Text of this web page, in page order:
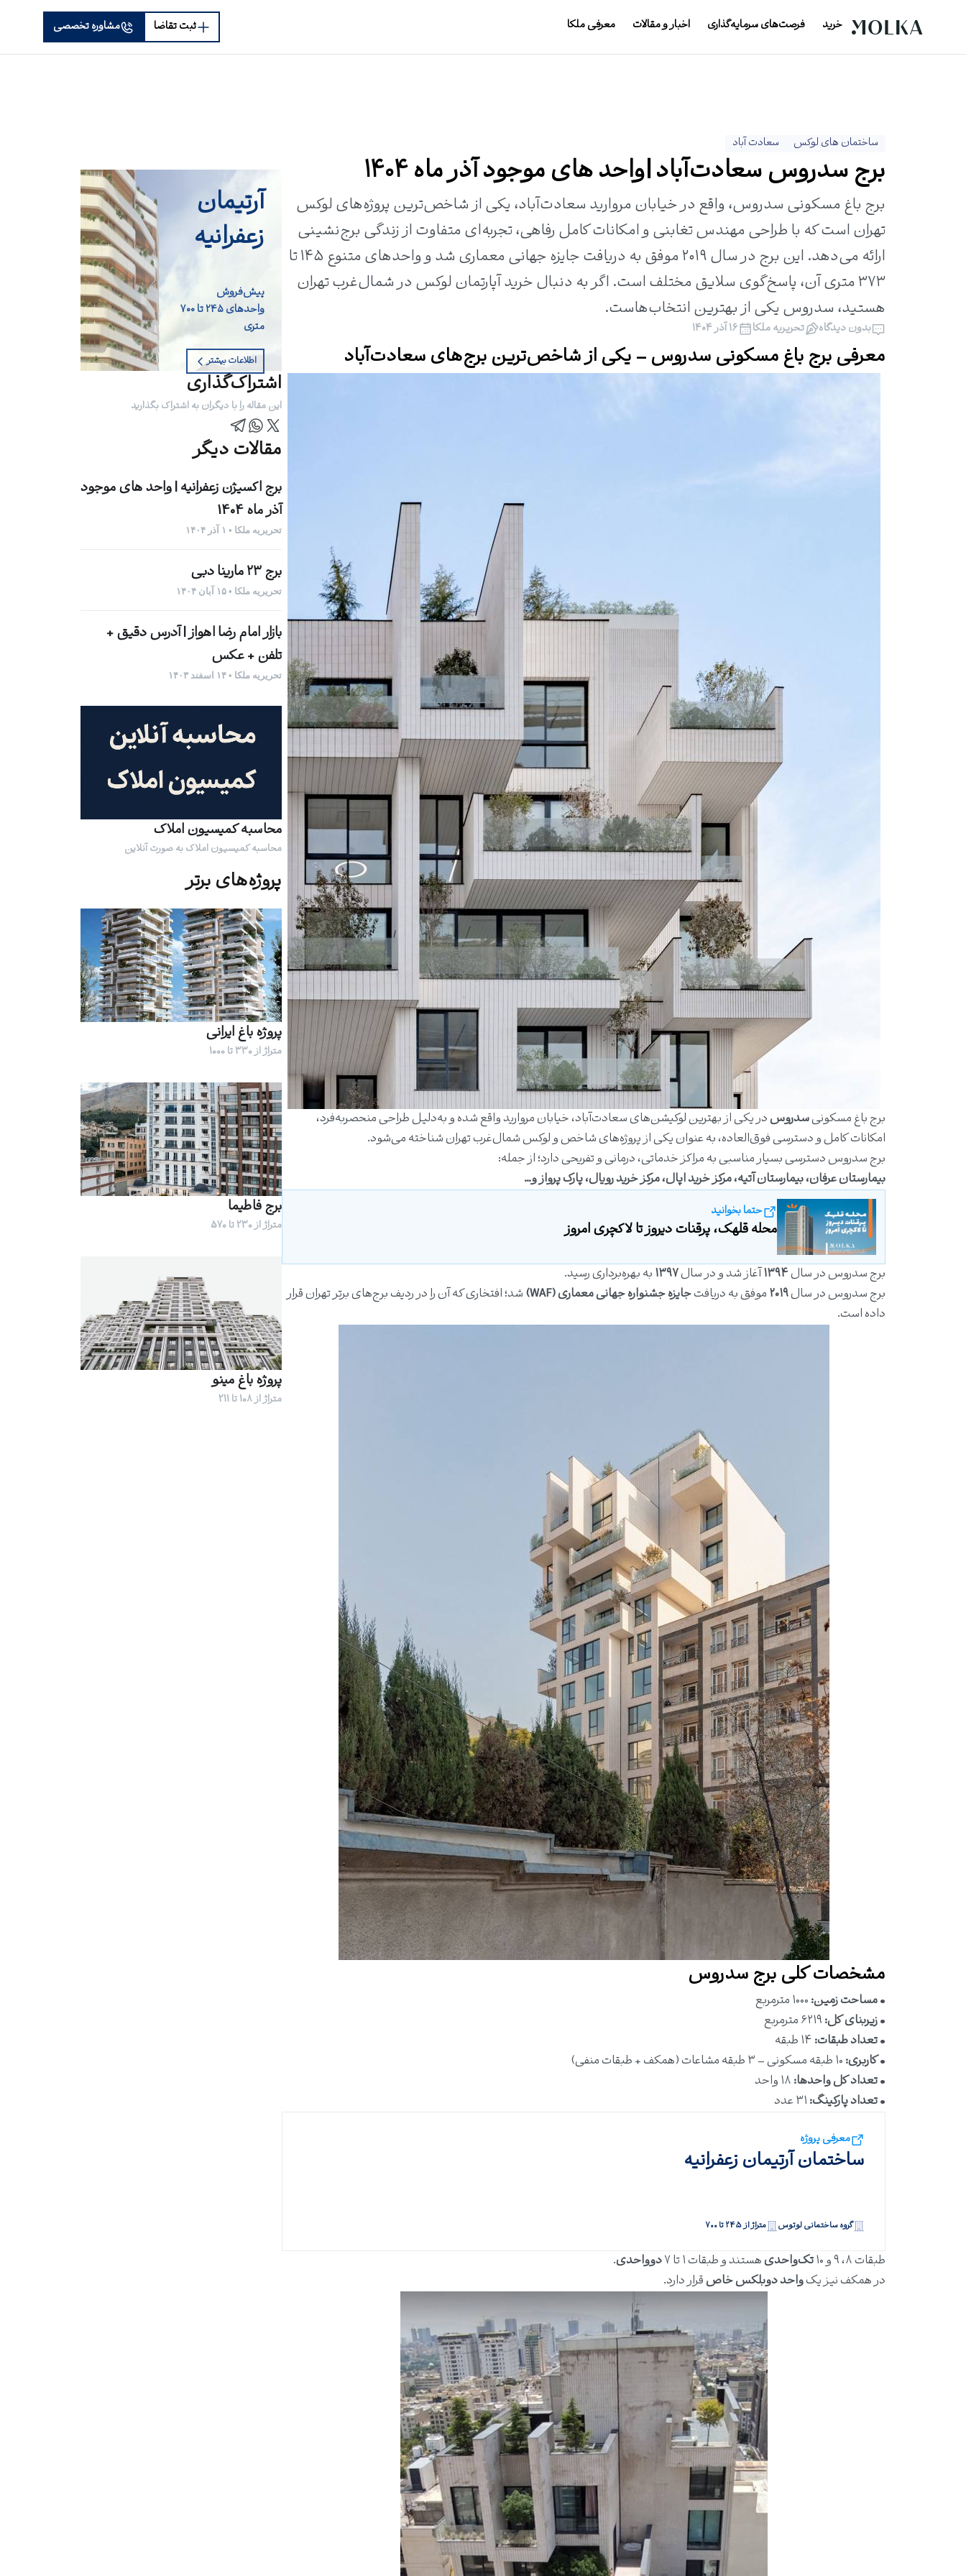
خرید فرصت‌های سرمایه‌گذاری اخبار و مقالات معرفی ملکا ثبت تقاضا مشاوره تخصصی
ساختمان های لوکس سعادت آباد
برج سدروس سعادت‌آباد |واحد های موجود آذر ماه 1404
برج باغ مسکونی سدروس، واقع در خیابان مروارید سعادت‌آباد، یکی از شاخص‌ترین پروژه‌های لوکس
تهران است که با طراحی مهندس تغابنی و امکانات کامل رفاهی، تجربه‌ای متفاوت از زندگی برج‌نشینی
ارائه می‌دهد. این برج در سال ۲۰۱۹ موفق به دریافت جایزه جهانی معماری شد و واحدهای متنوع ۱۴۵ تا
۳۷۳ متری آن، پاسخ‌گوی سلایق مختلف است. اگر به دنبال خرید آپارتمان لوکس در شمال‌غرب تهران
هستید، سدروس یکی از بهترین انتخاب‌هاست.
بدون دیدگاه تحریریه ملکا ۱۶ آذر ۱۴۰۴
معرفی برج باغ مسکونی سدروس – یکی از شاخص‌ترین برج‌های سعادت‌آباد
برج باغ مسکونیسدروسدر یکی از بهترین لوکیشن‌های سعادت‌آباد، خیابان مروارید واقع شده و به‌دلیل طراحی منحصر‌به‌فرد،
امکانات کامل و دسترسی فوق‌العاده، به عنوان یکی از پروژه‌های شاخص و لوکس شمال‌غرب تهران شناخته می‌شود.
برج سدروس دسترسی بسیار مناسبی به مراکز خدماتی، درمانی و تفریحی دارد؛ از جمله:
بیمارستان عرفان، بیمارستان آتیه،مرکز خرید اپال، مرکز خرید رویال، پارک پرواز و…
حتما بخوانید
محله قلهک، پرقنات دیروز تا لاکچری امروز
برج سدروس در سال۱۳۹۴آغاز شد و در سال۱۳۹۷به بهره‌برداری رسید.
برج سدروس در سال۲۰۱۹موفق به دریافتجایزه جشنواره جهانی معماری (WAF)
شد؛ افتخاری که آن را در ردیف برج‌های برتر تهران قرار
داده است.
مشخصات کلی برج سدروس
•مساحت زمین:
•زیربنای کل:
•تعداد طبقات:
•کاربری:
•تعداد کل واحدها:
•تعداد پارکینگ:
معرفی پروژه
ساختمان آرتیمان زعفرانیه
گروه ساختمانی لوتوس متراژ از ۲۴۵ تا ۷۰۰
طبقات ۸، ۹ و ۱۰ تک‌واحدیهستند و طبقات ۱ تا ۷ دو‌واحدی.
در همکف نیز یکواحد دوبلکس خاصقرار دارد.
آرتیمان
زعفرانیه
پیش‌فروش
واحد‌های ۲۴۵ تا ۷۰۰
متری
اطلاعات بیشتر
اشتراک‌گذاری
این مقاله را با دیگران به اشتراک بگذارید
مقالات دیگر
برج اکسیژن زعفرانیه | واحد های موجود
آذر ماه 1404
تحریریه ملکا • ۱ آذر ۱۴۰۴
برج ۲۳ مارینا دبی
تحریریه ملکا • ۱۵ آبان ۱۴۰۴
بازار امام رضا اهواز | آدرس دقیق +
تلفن + عکس
تحریریه ملکا • ۱۴ اسفند ۱۴۰۳
محاسبه کمیسیون املاک
محاسبه کمیسیون املاک به صورت آنلاین
پروژه‌های برتر
پروژه باغ ایرانی
متراژ از 330 تا 1000
برج فاطیما
متراژ از 230 تا 570
پروژه باغ مینو
متراژ از 108 تا 211